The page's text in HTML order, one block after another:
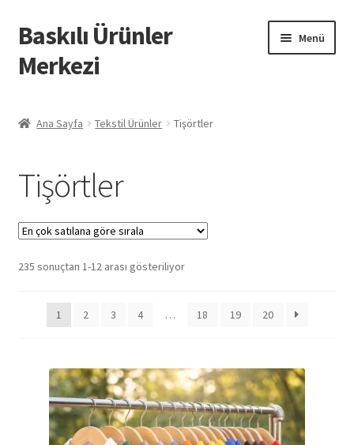
Dolaşıma
geç
İçeriğe
geç
Baskılı Ürünler
Merkezi
Menü
Hesabım
İletişim
İPTAL VE İADE KOŞULLARI
İptal ve İade Politikası
Mesafeli Satış Sözleşmesi
Ödeme
Ana Sayfa Tekstil Ürünler Tişörtler
Tişörtler
235 sonuçtan 1-12 arası gösteriliyorPopülerliğe
1
2 3 4 … 18 19 20